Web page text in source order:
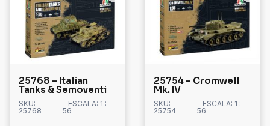
25768 – Italian
Tanks & Semoventi
SKU:
25768
- ESCALA: 1 :
56
25754 – Cromwell
Mk. IV
SKU:
25754
- ESCALA: 1 :
56